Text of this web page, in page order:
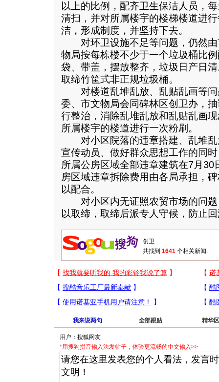
以上的比例，配齐卫生保洁人员，
清扫，并对所属楼宇的楼梯楼道进
洁，形成制度，并坚持下去。
对环卫设施不足等问题，仍然由
物局按每栋楼不少于一个垃圾桶比
袋、带盖，摆放整齐，垃圾日产日
取缔竹筐式非正规垃圾桶。
对楼道乱堆乱放、乱贴乱画等问
委、市文物局会同碑林区创卫办，
行整治，消除乱堆乱放和乱贴乱画
所属楼宇的楼道进行一次粉刷。
对小区院落的违章搭建、乱堆乱
宣传动员、做好群众思想工作的同
所属公房区域全部违章建筑在7月
房区域违章拆除费用由各局承担，
以配合。
对小区内无证照农贸市场的问题
以取缔，取缔后派专人守候，防止
共找到 1641 个相关新闻.
我来说两句 全部跟贴 精华区
用户：
*用搜狗拼音输入法发帖子，体验更流畅的中文输入>>